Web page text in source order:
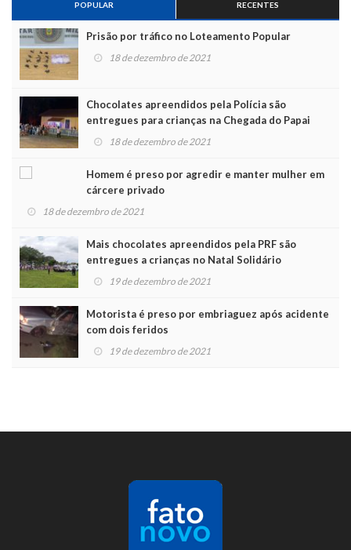
POPULAR RECENTES
Prisão por tráfico no Loteamento Popular
18 de dezembro de 2021
Chocolates apreendidos pela Polícia são
entregues para crianças na Chegada do Papai
Noel
18 de dezembro de 2021
Homem é preso por agredir e manter mulher em
cárcere privado
18 de dezembro de 2021
Mais chocolates apreendidos pela PRF são
entregues a crianças no Natal Solidário
19 de dezembro de 2021
Motorista é preso por embriaguez após acidente
com dois feridos
19 de dezembro de 2021